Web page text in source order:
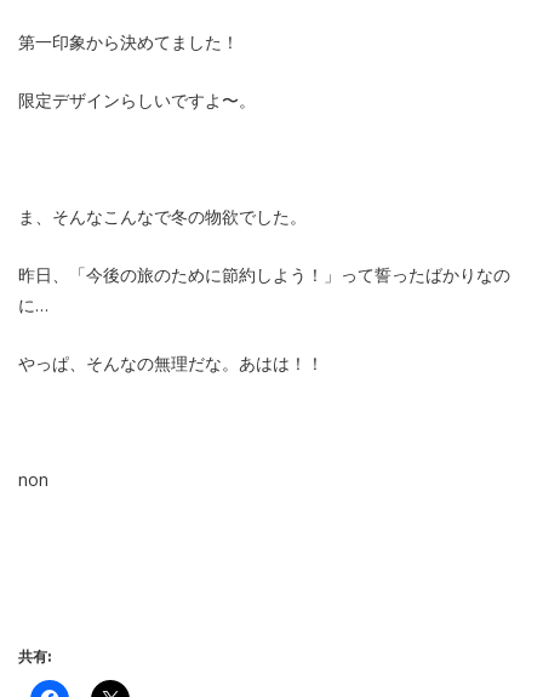
第一印象から決めてました！
限定デザインらしいですよ〜。
ま、そんなこんなで冬の物欲でした。
昨日、「今後の旅のために節約しよう！」って誓ったばかりなの
に…
やっぱ、そんなの無理だな。あはは！！
non
共有: